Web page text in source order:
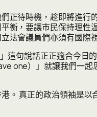
正待時機，趁即將進行
衡，要讓巿民保持理性
法會議員們亦須有國際
這句說話正正適合今日
one）」就讓我們一
。 真正的政治領袖是以